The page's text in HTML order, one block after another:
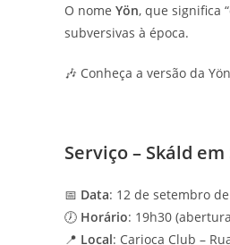
O nome Yön, que significa
subversivas à época.
🎶 Conheça a versão da
Serviço – Skáld
📅 Data: 12 de setembro
🕖 Horário: 19h30
📍 Local: Carioca Club –